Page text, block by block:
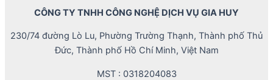
CÔNG TY TNHH CÔNG NGHỆ DỊCH VỤ GIA HUY
230/74 đường Lò Lu, Phường Trường Thạnh, Thành phố Thủ
Đức, Thành phố Hồ Chí Minh, Việt Nam
MST : 0318204083